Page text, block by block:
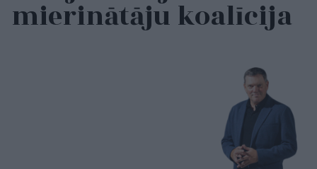
mierinātāju koalīcija